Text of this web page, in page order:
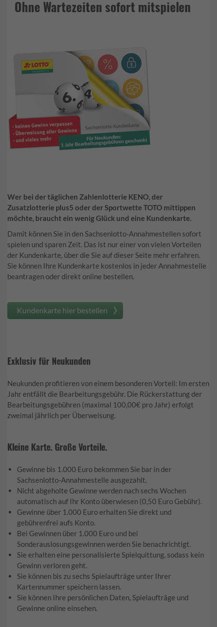
Ohne Wartezeiten sofort mitspielen
Wer bei der täglichen Zahlenlotterie KENO, der
Zusatzlotterie plus5 oder der Sportwette TOTO mittippen
möchte, braucht ein wenig Glück und eine Kundenkarte.
Damit können Sie in den Sachsenlotto-Annahmestellen sofort
spielen und sparen Zeit. Das ist nur einer von vielen Vorteilen
der Kundenkarte, über die Sie auf dieser Seite mehr erfahren.
Sie können Ihre Kundenkarte kostenlos in jeder Annahmestelle
beantragen oder direkt online bestellen.
Kundenkarte hier bestellen
Exklusiv für Neukunden
Neukunden profitieren von einem besonderen Vorteil: Im ersten
Jahr entfällt die Bearbeitungsgebühr. Die Rückerstattung der
Bearbeitungsgebühren (maximal 100,00€ pro Jahr) erfolgt
zweimal jährlich per Überweisung.
Kleine Karte. Große Vorteile.
Gewinne bis 1.000 Euro bekommen Sie bar in der
Sachsenlotto-Annahmestelle ausgezahlt.
Nicht abgeholte Gewinne werden nach sechs Wochen
automatisch auf Ihr Konto überwiesen (0,50 Euro Gebühr).
Gewinne über 1.000 Euro erhalten Sie direkt und
gebührenfrei aufs Konto.
Bei Gewinnen über 1.000 Euro und bei
Sonderauslosungsgewinnen werden Sie benachrichtigt.
Sie erhalten eine personalisierte Spielquittung, sodass kein
Gewinn verloren geht.
Sie können bis zu sechs Spielaufträge unter Ihrer
Kartennummer speichern lassen.
Sie können Ihre persönlichen Daten, Spielaufträge und
Gewinne online einsehen.